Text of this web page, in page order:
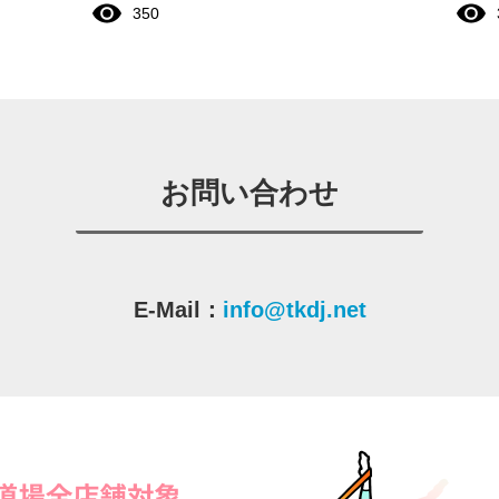
350
お問い合わせ
E-Mail： info@tkdj.net